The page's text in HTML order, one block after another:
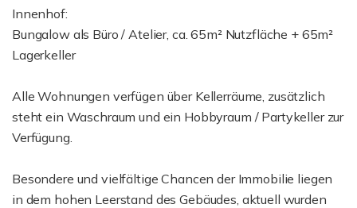
Innenhof:
Bungalow als Büro / Atelier, ca. 65m² Nutzfläche + 65m²
Lagerkeller
Alle Wohnungen verfügen über Kellerräume, zusätzlich
steht ein Waschraum und ein Hobbyraum / Partykeller zur
Verfügung.
Besondere und vielfältige Chancen der Immobilie liegen
in dem hohen Leerstand des Gebäudes, aktuell wurden